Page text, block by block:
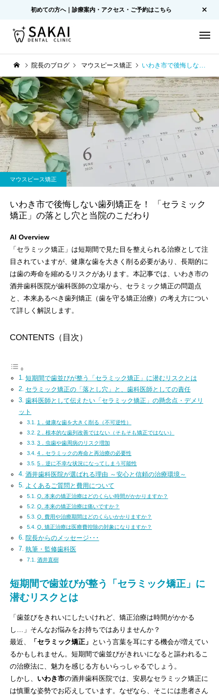
初めての方へ｜診療案内・アクセス・ご予約はこちら
院長のブログ マウスピース矯正 いわき市で後悔しない歯列矯正を！ 「セラミック矯正」の落とし穴と当院のこだわり
マウスピース矯正
いわき市で後悔しない歯列矯正を！ 「セラミック
矯正」の落とし穴と当院のこだわり
AI Overview
「セラミック矯正」は短期間で見た目を整えられる治療として注
目されていますが、健康な歯を大きく削る必要があり、長期的に
は歯の寿命を縮めるリスクがあります。本記事では、いわき市の
酒井歯科医院が歯科医師の立場から、セラミック矯正の問題点
と、本来あるべき歯列矯正（歯を守る矯正治療）の考え方につい
て詳しく解説します。
CONTENTS（目次）
短期間で歯並びが整う「セラミック矯正」に潜むリスクとは
セラミック矯正の「落とし穴」と、歯科医師としての責任
歯科医師として伝えたい「セラミック矯正」の懸念点・デメリ
ット
1．健康な歯を大きく削る（不可逆性）
2．根本的な歯列改善ではない（そもそも矯正ではない）
3．虫歯や歯周病のリスク増加
4．セラミックの寿命と再治療の必要性
5．逆に不幸な状況になってしまう可能性
酒井歯科医院が選ばれる理由 ～安心と信頼の治療環境～
よくあるご質問と費用について
Q. 本来の矯正治療はどのくらい時間がかかりますか？
Q. 本来の矯正治療は痛いですか？
Q. 費用や治療期間はどのくらいかかりますか？
Q. 矯正治療は医療費控除の対象になりますか？
院長からのメッセージ･･･
執筆・監修歯科医
酒井直樹
短期間で歯並びが整う「セラミック矯正」に
潜むリスクとは
「歯並びをきれいにしたいけれど、矯正治療は時間がかかる
し…」そんなお悩みをお持ちではありませんか？
最近、
「セラミック矯正」 という言葉を耳にする機会が増えてい
るかもしれません。短期間で歯並びがきれいになると謳われるこ
の治療法に、魅力を感じる方もいらっしゃるでしょう。
しかし、 いわき市の酒井歯科医院では、安易なセラミック矯正に
は慎重な姿勢でお応えしています。なぜなら、そこには患者さん